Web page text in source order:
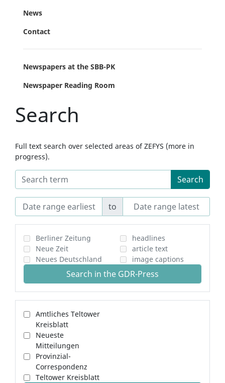
News
Contact
Newspapers at the SBB-PK
Newspaper Reading Room
Search
Full text search over selected areas of ZEFYS (more in
progress).
Search
to
Berliner Zeitung
Neue Zeit
Neues Deutschland
headlines
article text
image captions
Search in the GDR-Press
Amtliches Teltower
Kreisblatt
Neueste
Mitteilungen
Provinzial-
Correspondenz
Teltower Kreisblatt